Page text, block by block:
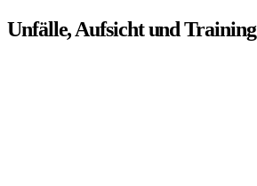
Unfälle, Aufsicht und Training